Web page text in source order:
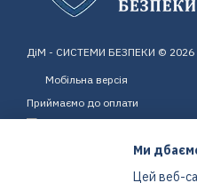
ДіМ - СИСТЕМИ БЕЗПЕКИ © 2026
Мобільна версія
Приймаємо до оплати
Ми
Цей веб-